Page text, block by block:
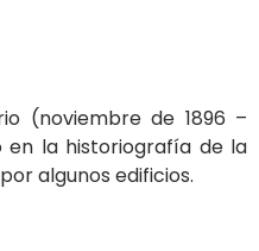
(noviembre de 1896 –
en la historiografía de la
algunos edificios.